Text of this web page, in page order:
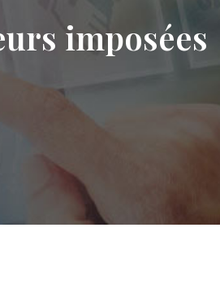
imposées